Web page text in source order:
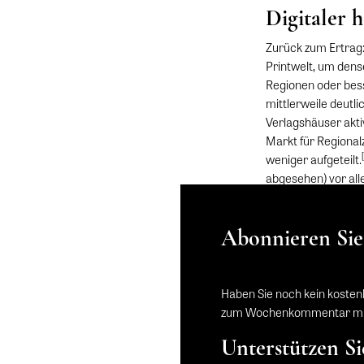
Digitaler
Zurück zum
Printwelt, um
Regionen oder
mittlerweile
Verlagshäuser
Markt für
weniger aufgeteilt.
abgesehen) vor
funktionieren und
Abonnieren
Haben Sie noch kein
zum Wochenkommentar
Unterstützen